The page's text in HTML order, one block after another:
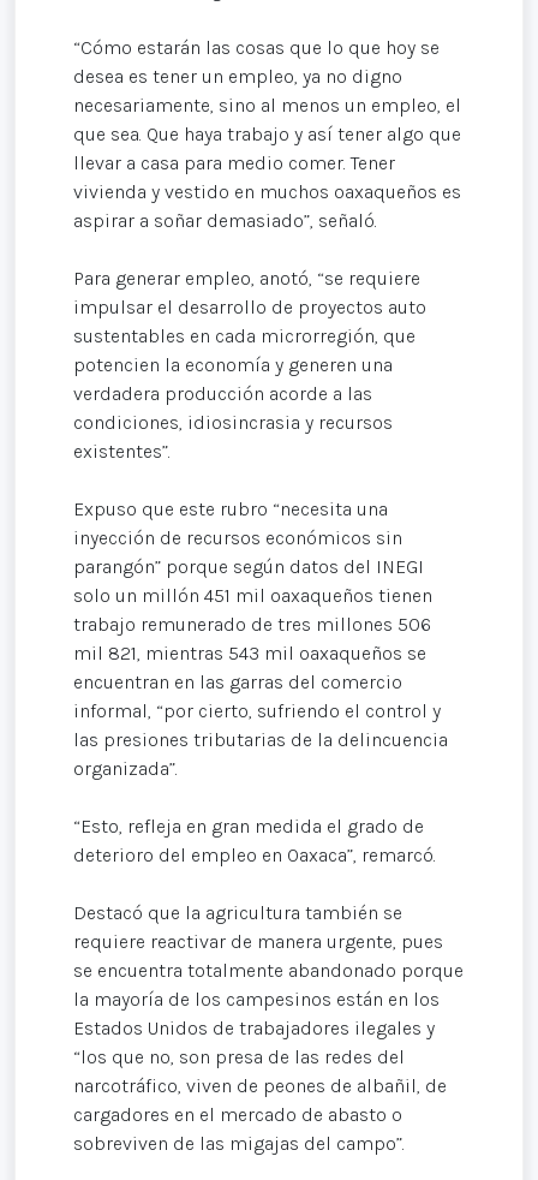
“Cómo estarán las cosas que lo que hoy se
desea es tener un empleo, ya no digno
necesariamente, sino al menos un empleo, el
que sea. Que haya trabajo y así tener algo que
llevar a casa para medio comer. Tener
vivienda y vestido en muchos oaxaqueños es
aspirar a soñar demasiado”, señaló.
Para generar empleo, anotó, “se requiere
impulsar el desarrollo de proyectos auto
sustentables en cada microrregión, que
potencien la economía y generen una
verdadera producción acorde a las
condiciones, idiosincrasia y recursos
existentes”.
Expuso que este rubro “necesita una
inyección de recursos económicos sin
parangón” porque según datos del INEGI
solo un millón 451 mil oaxaqueños tienen
trabajo remunerado de tres millones 506
mil 821, mientras 543 mil oaxaqueños se
encuentran en las garras del comercio
informal, “por cierto, sufriendo el control y
las presiones tributarias de la delincuencia
organizada”.
“Esto, refleja en gran medida el grado de
deterioro del empleo en Oaxaca”, remarcó.
Destacó que la agricultura también se
requiere reactivar de manera urgente, pues
se encuentra totalmente abandonado porque
la mayoría de los campesinos están en los
Estados Unidos de trabajadores ilegales y
“los que no, son presa de las redes del
narcotráfico, viven de peones de albañil, de
cargadores en el mercado de abasto o
sobreviven de las migajas del campo”.